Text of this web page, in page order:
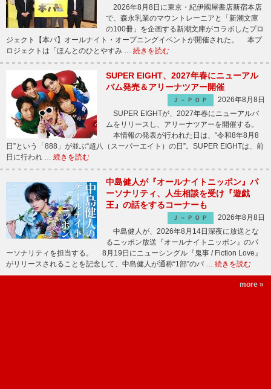
2026年8月8日に東京・紀伊國屋書店新宿本店
で、森永乳業のマウントレーニアと「新潮文庫
の100冊」を企画する新潮文庫がコラボしたプロ
ジェクト【本パ】オールナイト・オープニングイベントが開催された。 本プ
ロジェクトは「ほんとのひとやすみ … 続きを読む
SUPER EIGHT、2027年春にニューアル
バム発売＆アリーナツアー開催
Ｊ－ＰＯＰ
2026年8月8日
SUPER EIGHTが、2027年春にニューアルバ
ムをリリースし、アリーナツアーを開催する。
本情報の発表が行われた日は、“令和8年8月8
日”という「888」が並ぶ“超八（スーパーエイト）の日”。SUPER EIGHTは、前
日に行われ … 続きを読む
中島健人が『オールナイトニッポン』パ
ーソナリティ、人生相談を受け『遊戯
王』の話をするコーナーも
Ｊ－ＰＯＰ
2026年8月8日
中島健人が、2026年8月14日深夜に放送とな
るニッポン放送『オールナイトニッポン』のパ
ーソナリティを担当する。 8月19日にニューシングル『鬼事 / Fiction Love』
がリリースされることを記念して、中島健人が通称“1部”のパ … 続きを読む
more »